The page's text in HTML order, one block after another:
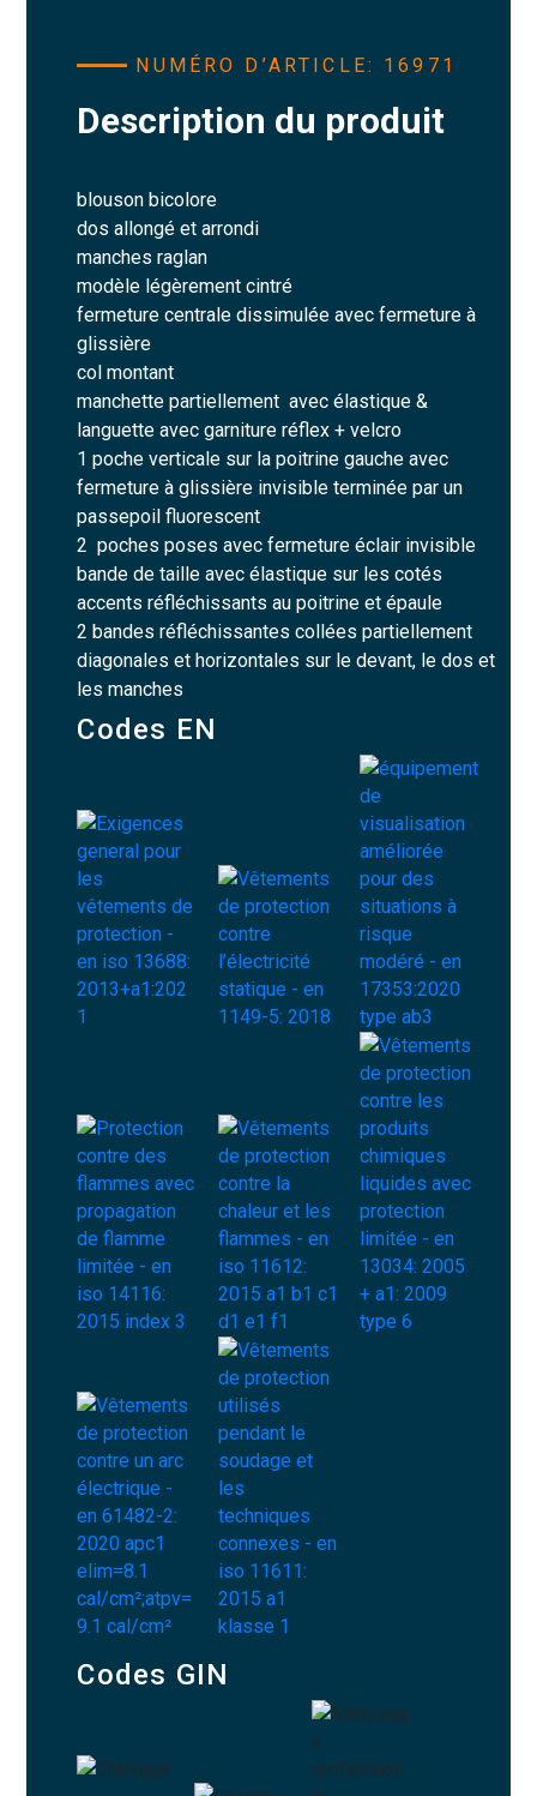
NUMÉRO D’ARTICLE: 16971
Description du produit
blouson bicolore
dos allongé et arrondi
manches raglan
modèle légèrement cintré
fermeture centrale dissimulée avec fermeture à
glissière
col montant
manchette partiellement avec élastique &
languette avec garniture réflex + velcro
1 poche verticale sur la poitrine gauche avec
fermeture à glissière invisible terminée par un
passepoil fluorescent
2 poches poses avec fermeture éclair invisible
bande de taille avec élastique sur les cotés
accents réfléchissants au poitrine et épaule
2 bandes réfléchissantes collées partiellement
diagonales et horizontales sur le devant, le dos et
les manches
Codes EN
Codes GIN